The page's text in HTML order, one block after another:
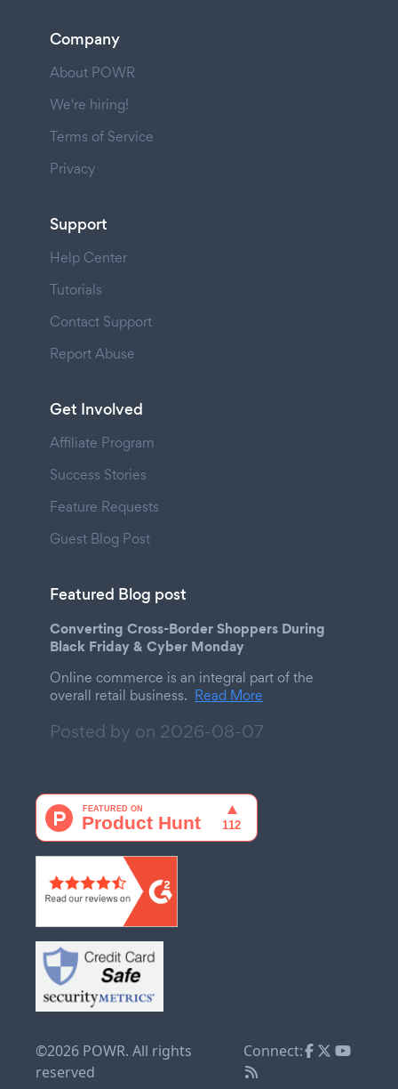
Company
About POWR
We're hiring!
Terms of Service
Privacy
Support
Help Center
Tutorials
Contact Support
Report Abuse
Get Involved
Affiliate Program
Success Stories
Feature Requests
Guest Blog Post
Featured Blog post
Converting Cross-Border Shoppers During
Black Friday & Cyber Monday
Online commerce is an integral part of the
overall retail business. Read More
Posted by on 2026-08-07
©2026 POWR. All rights
reserved
Connect: